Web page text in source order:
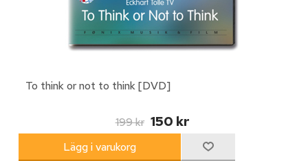
To think or not to think [DVD]
199 kr 150 kr